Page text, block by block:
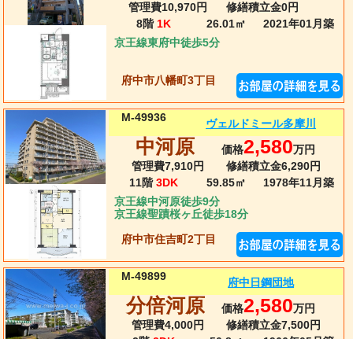
管理費10,970円
修繕積立金0円
8階 1K 26.01㎡ 2021年01月 築
京王線東府中徒歩5分
府中市八幡町3丁目
M-49936 ヴェルドミール多摩川
中河原 価格2,580万円
管理費7,910円
修繕積立金6,290円
11階 3DK 59.85㎡ 1978年11月 築
京王線中河原徒歩9分
京王線聖蹟桜ヶ丘徒歩18分
府中市住吉町2丁目
M-49899 府中日鋼団地
分倍河原 価格2,580万円
管理費4,000円
修繕積立金7,500円